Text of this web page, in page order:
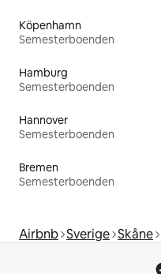
Köpenhamn
Semesterboenden
Hamburg
Semesterboenden
Hannover
Semesterboenden
Bremen
Semesterboenden
Airbnb Sverige Skåne